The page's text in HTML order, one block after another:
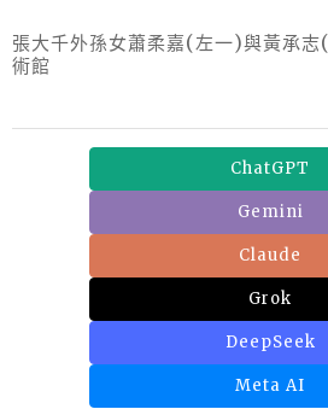
張大千外孫女蕭柔嘉(左一)與黃承
術館
ChatGPT
Gemini
Claude
Grok
DeepSeek
Meta AI